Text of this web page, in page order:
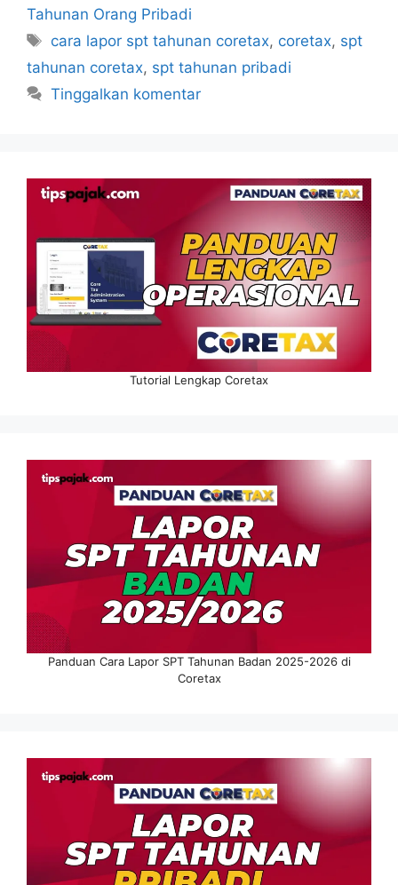
Tahunan Orang Pribadi
Tag
cara lapor spt tahunan coretax, coretax, spt
tahunan coretax, spt tahunan pribadi
Tinggalkan komentar
Tutorial Lengkap Coretax
Panduan Cara Lapor SPT Tahunan Badan 2025-2026 di
Coretax